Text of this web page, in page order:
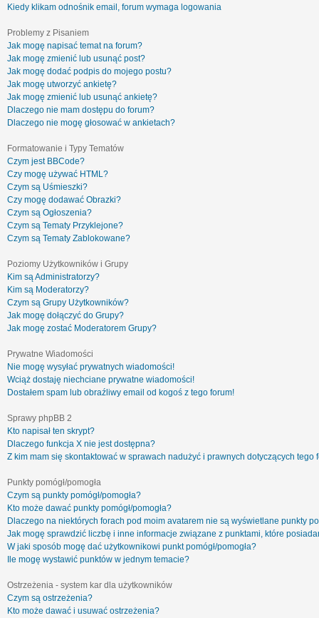
Kiedy klikam odnośnik email, forum wymaga logowania
Problemy z Pisaniem
Jak mogę napisać temat na forum?
Jak mogę zmienić lub usunąć post?
Jak mogę dodać podpis do mojego postu?
Jak mogę utworzyć ankietę?
Jak mogę zmienić lub usunąć ankietę?
Dlaczego nie mam dostępu do forum?
Dlaczego nie mogę głosować w ankietach?
Formatowanie i Typy Tematów
Czym jest BBCode?
Czy mogę używać HTML?
Czym są Uśmieszki?
Czy mogę dodawać Obrazki?
Czym są Ogłoszenia?
Czym są Tematy Przyklejone?
Czym są Tematy Zablokowane?
Poziomy Użytkowników i Grupy
Kim są Administratorzy?
Kim są Moderatorzy?
Czym są Grupy Użytkowników?
Jak mogę dołączyć do Grupy?
Jak mogę zostać Moderatorem Grupy?
Prywatne Wiadomości
Nie mogę wysyłać prywatnych wiadomości!
Wciąż dostaję niechciane prywatne wiadomości!
Dostałem spam lub obraźliwy email od kogoś z tego forum!
Sprawy phpBB 2
Kto napisał ten skrypt?
Dlaczego funkcja X nie jest dostępna?
Z kim mam się skontaktować w sprawach nadużyć i prawnych dotyczących tego
Punkty pomógł/pomogła
Czym są punkty pomógł/pomogła?
Kto może dawać punkty pomógł/pomogła?
Dlaczego na niektórych forach pod moim avatarem nie są wyświetlane punkty
Jak mogę sprawdzić liczbę i inne informacje związane z punktami, które
W jaki sposób mogę dać użytkownikowi punkt pomógł/pomogła?
Ile mogę wystawić punktów w jednym temacie?
Ostrzeżenia - system kar dla użytkowników
Czym są ostrzeżenia?
Kto może dawać i usuwać ostrzeżenia?